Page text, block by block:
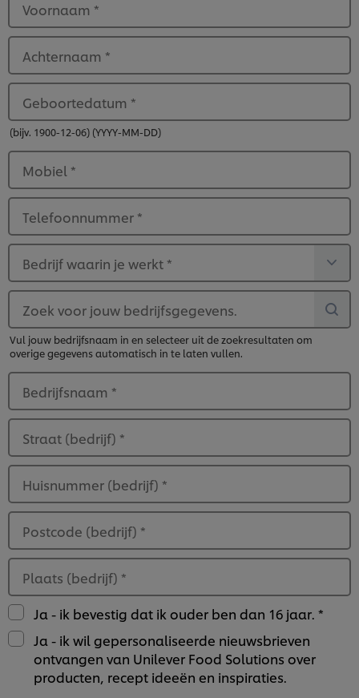
Voornaam *
Achternaam *
Geboortedatum *
(bijv. 1900-12-06) (YYYY-MM-DD)
Mobiel *
Telefoonnummer *
Bedrijf waarin je werkt *
Zoek voor jouw bedrijfsgegevens.
Vul jouw bedrijfsnaam in en selecteer uit de zoekresultaten om
overige gegevens automatisch in te laten vullen.
Bedrijfsnaam *
Straat (bedrijf) *
Huisnummer (bedrijf) *
Postcode (bedrijf) *
Plaats (bedrijf) *
Ja - ik bevestig dat ik ouder ben dan 16 jaar. *
Ja - ik wil gepersonaliseerde nieuwsbrieven
ontvangen van Unilever Food Solutions over
producten, recept ideeën en inspiraties.